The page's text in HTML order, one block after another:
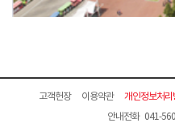
고객헌장 이용약관 개인정보처리
안내전화 041-